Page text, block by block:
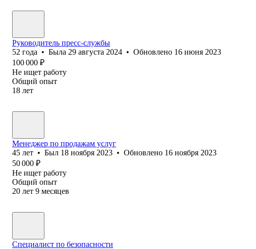
Руководитель пресс-службы
52 года • Была 29 августа 2024 • Обновлено 16 июня 2023
100 000 ₽
Не ищет работу
Общий опыт
18 лет
Менеджер по продажам услуг
45 лет • Был 18 ноября 2023 • Обновлено 16 ноября 2023
50 000 ₽
Не ищет работу
Общий опыт
20 лет 9 месяцев
Специалист по безопасности